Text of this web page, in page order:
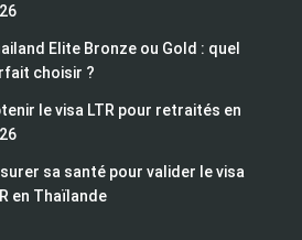
Elite Bronze ou Gold : quel
choisir ?
le visa LTR pour retraités en
sa santé pour valider le visa
en Thaïlande